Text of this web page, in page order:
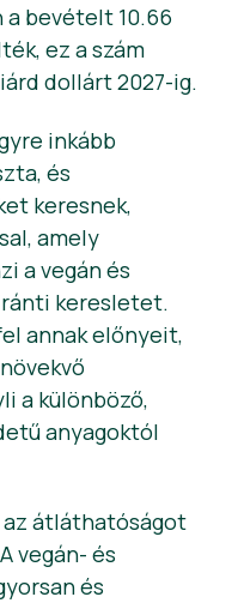
visszaélést!
a bevételt 10.66
ez a szám
dollárt 2027-ig.
inkább
és
keresnek,
amely
a vegán és
keresletet.
annak előnyeit,
a különböző,
anyagoktól
az átláthatóságot
vegán- és
és